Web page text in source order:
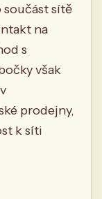
sítě
na
s
však
prodejny,
k síti